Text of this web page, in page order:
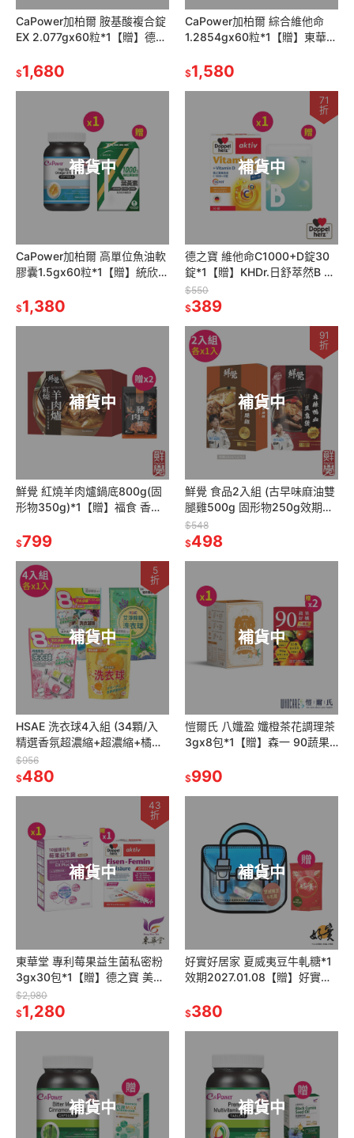
CaPower加柏爾 胺基酸複合錠
EX 2.077gx60粒*1【贈】德之
*1
$1,680
CaPower加柏爾 綜合維他命
1.2854gx60粒*1【贈】東華堂
500mgx30顆*1
$1,580
補貨中
CaPower加柏爾 高單位魚油軟
膠囊1.5gx60粒*1【贈】統欣生
$1,380
補貨中
71
折
德之寶 維他命C1000+D錠30
錠*1【贈】KHDr.日舒萃然B 膠
囊430mgx30粒*1
$550
$389
補貨中
鮮覺 紅燒羊肉爐鍋底800g(固
形物350g)*1【贈】福食 香辣
$799
補貨中
91
折
鮮覺 食品2入組 (古早味麻油雙
腿雞500g 固形物250g效期
2026.12.2+麻辣鴨血豆腐煲
400g 袋裝 各1)
$548
$498
補貨中
5
折
HSAE 洗衣球4入組 (34顆/入
精選香氛超濃縮+超濃縮+橘油
強效濃縮+艾淨除穢濃縮 各1)
$956
$480
補貨中
愷爾氏 八孅盈 孅橙茶花調理茶
3gx8包*1【贈】森一 90蔬果
*2
$990
補貨中
43
折
東華堂 專利莓果益生菌私密粉
3gx30包*1【贈】德之寶 美妍
鐵速溶粉1.1gx20包*1
$2,980
$1,280
補貨中
好實好居家 夏威夷豆牛軋糖*1
效期2027.01.08【贈】好實好
2026.11.23
$380
補貨中 補貨中